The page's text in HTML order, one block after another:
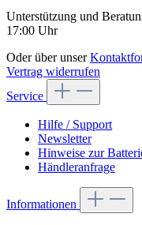
Unterstützung und
17:00 Uhr
Oder über unser
Vertrag widerrufen
Service
Hilfe / Support
Newsletter
Hinweise zur
Händleranfrage
Informationen